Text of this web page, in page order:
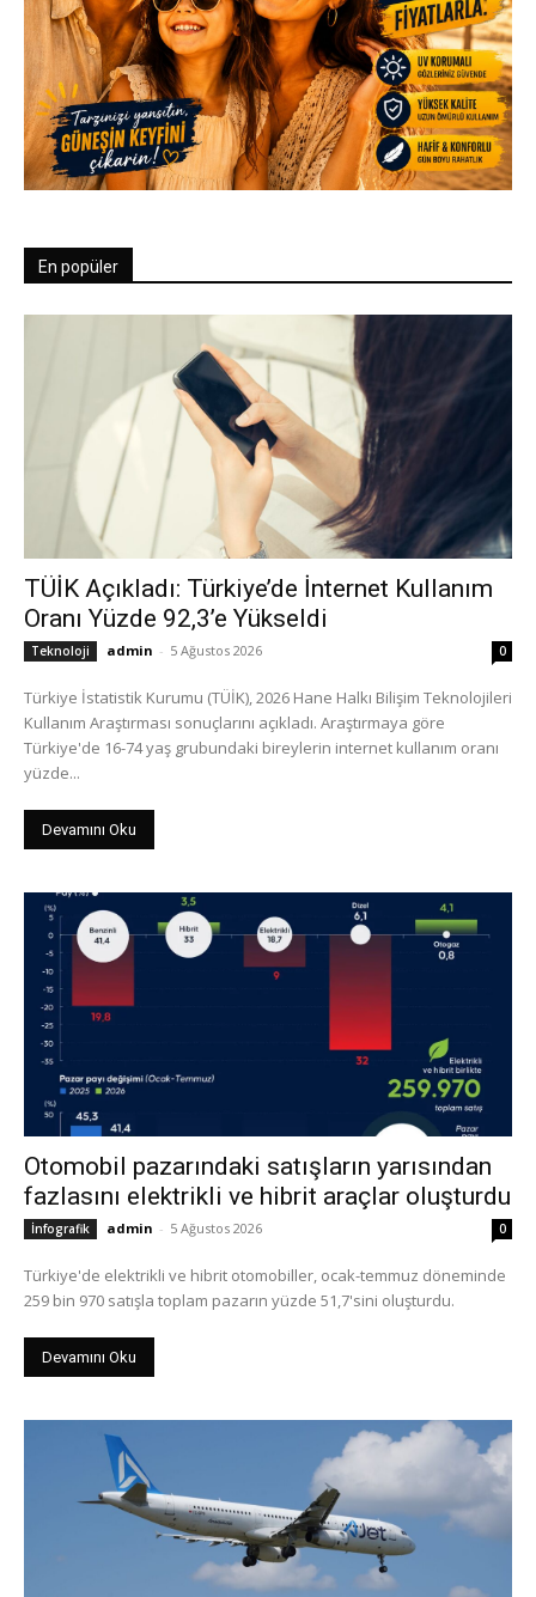
En popüler
TÜİK Açıkladı: Türkiye’de İnternet Kullanım
Oranı Yüzde 92,3’e Yükseldi
Teknoloji admin - 5 Ağustos 2026 0
Türkiye İstatistik Kurumu (TÜİK), 2026 Hane Halkı Bilişim Teknolojileri
Kullanım Araştırması sonuçlarını açıkladı. Araştırmaya göre
Türkiye'de 16-74 yaş grubundaki bireylerin internet kullanım oranı
yüzde...
Devamını Oku
Otomobil pazarındaki satışların yarısından
fazlasını elektrikli ve hibrit araçlar oluşturdu
İnfografik admin - 5 Ağustos 2026 0
Türkiye'de elektrikli ve hibrit otomobiller, ocak-temmuz döneminde
259 bin 970 satışla toplam pazarın yüzde 51,7'sini oluşturdu.
Devamını Oku